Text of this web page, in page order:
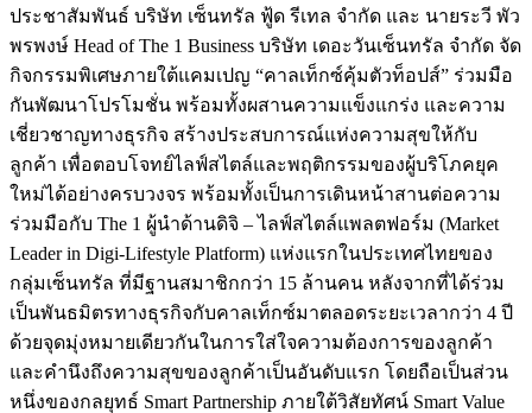
ประชาสัมพันธ์ บริษัท เซ็นทรัล ฟู้ด รีเทล จำกัด และ นายระวี พัว
พรพงษ์ Head of The 1 Business บริษัท เดอะวันเซ็นทรัล จำกัด จัด
กิจกรรมพิเศษภายใต้แคมเปญ “คาลเท็กซ์คุ้มตัวท็อปส์” ร่วมมือ
กันพัฒนาโปรโมชั่น พร้อมทั้งผสานความแข็งแกร่ง และความ
เชี่ยวชาญทางธุรกิจ สร้างประสบการณ์แห่งความสุขให้กับ
ลูกค้า เพื่อตอบโจทย์ไลฟ์สไตล์และพฤติกรรมของผู้บริโภคยุค
ใหม่ได้อย่างครบวงจร พร้อมทั้งเป็นการเดินหน้าสานต่อความ
ร่วมมือกับ The 1 ผู้นำด้านดิจิ – ไลฟ์สไตล์แพลตฟอร์ม (Market
Leader in Digi-Lifestyle Platform) แห่งแรกในประเทศไทยของ
กลุ่มเซ็นทรัล ที่มีฐานสมาชิกกว่า 15 ล้านคน หลังจากที่ได้ร่วม
เป็นพันธมิตรทางธุรกิจกับคาลเท็กซ์มาตลอดระยะเวลากว่า 4 ปี
ด้วยจุดมุ่งหมายเดียวกันในการใส่ใจความต้องการของลูกค้า
และคำนึงถึงความสุขของลูกค้าเป็นอันดับแรก โดยถือเป็นส่วน
หนึ่งของกลยุทธ์ Smart Partnership ภายใต้วิสัยทัศน์ Smart Value